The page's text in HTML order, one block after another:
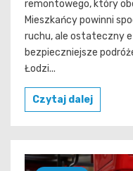
remontowego, który
Mieszkańcy powinni
ruchu, ale ostateczny
bezpieczniejsze
Łodzi...
Czytaj dalej